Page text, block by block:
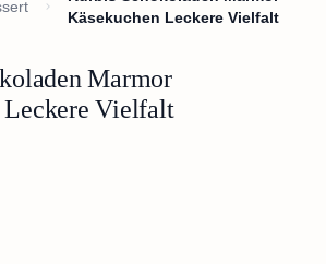
Käsekuchen Leckere Vielfalt
Marmor
Leckere Vielfalt